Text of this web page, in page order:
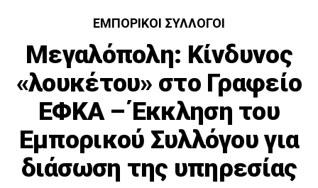
ΕΜΠΟΡΙΚΟΊ ΣΎΛΛΟΓΟΙ
Μεγαλόπολη: Κίνδυνος
«λουκέτου» στο Γραφείο
ΕΦΚΑ – Έκκληση του
Εμπορικού Συλλόγου για
διάσωση της υπηρεσίας